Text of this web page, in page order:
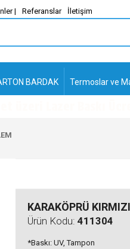
| Referanslar İletişim
BARDAK Termoslar ve
KARAKÖPRÜ
Ürün Kodu: 411304
*Baskı: UV, Tampon